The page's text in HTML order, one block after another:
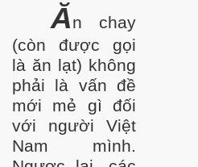
Ăn chay
(còn được gọi
là ăn lạt) không
phải là vấn đề
mới mẻ gì đối
với người Việt
Nam mình.
Phần 2